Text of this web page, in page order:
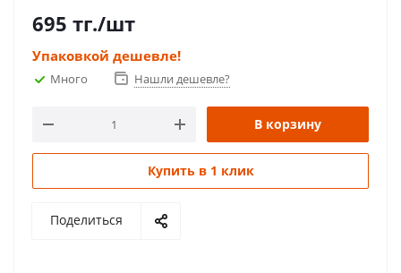
695 тг./шт
Упаковкой дешевле!
Много Нашли дешевле?
В корзину
Купить в 1 клик
Поделиться